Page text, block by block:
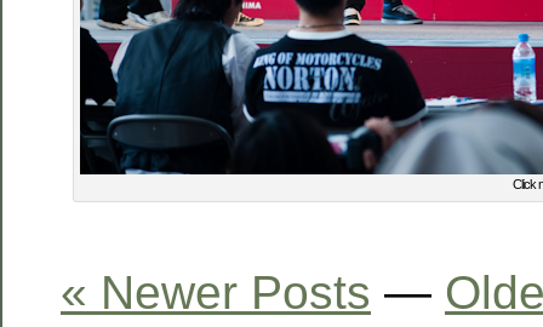
Click
« Newer Posts —